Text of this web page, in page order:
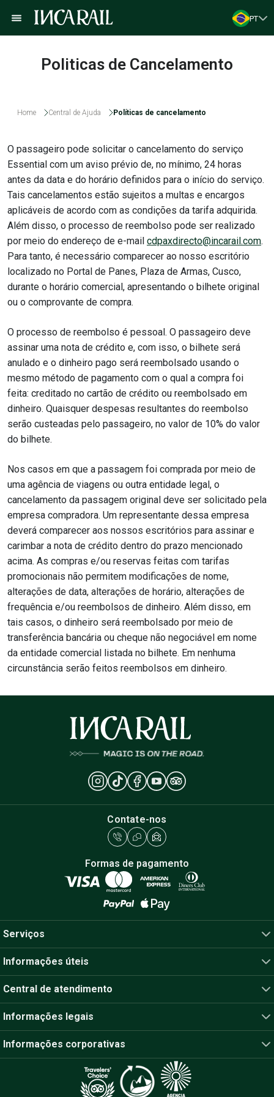
PT
Politicas de Cancelamento
Home Central de Ajuda Políticas de cancelamento
O passageiro pode solicitar o cancelamento do serviço
Essential com um aviso prévio de, no mínimo, 24 horas
antes da data e do horário definidos para o início do serviço.
Tais cancelamentos estão sujeitos a multas e encargos
aplicáveis de acordo com as condições da tarifa adquirida.
Além disso, o processo de reembolso pode ser realizado
por meio do endereço de e-mail cdpaxdirecto@incarail.com.
Para tanto, é necessário comparecer ao nosso escritório
localizado no Portal de Panes, Plaza de Armas, Cusco,
durante o horário comercial, apresentando o bilhete original
ou o comprovante de compra.
O processo de reembolso é pessoal. O passageiro deve
assinar uma nota de crédito e, com isso, o bilhete será
anulado e o dinheiro pago será reembolsado usando o
mesmo método de pagamento com o qual a compra foi
feita: creditado no cartão de crédito ou reembolsado em
dinheiro. Quaisquer despesas resultantes do reembolso
serão custeadas pelo passageiro, no valor de 10% do valor
do bilhete.
Nos casos em que a passagem foi comprada por meio de
uma agência de viagens ou outra entidade legal, o
cancelamento da passagem original deve ser solicitado pela
empresa compradora. Um representante dessa empresa
deverá comparecer aos nossos escritórios para assinar e
carimbar a nota de crédito dentro do prazo mencionado
acima. As compras e/ou reservas feitas com tarifas
promocionais não permitem modificações de nome,
alterações de data, alterações de horário, alterações de
frequência e/ou reembolsos de dinheiro. Além disso, em
tais casos, o dinheiro será reembolsado por meio de
transferência bancária ou cheque não negociável em nome
da entidade comercial listada no bilhete. Em nenhuma
circunstância serão feitos reembolsos em dinheiro.
Contate-nos
Formas de pagamento
Serviços
Informações legais
Informações úteis
Central de atendimento
Informações corporativas